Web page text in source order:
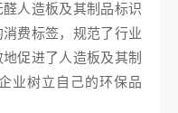
人造板及其制品标识
费标签，规范了行业
促进了人造板及其制
业树立自己的环保品